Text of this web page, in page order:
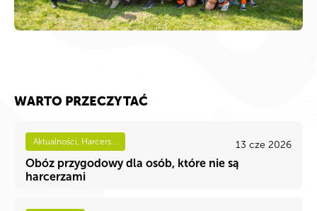
WARTO PRZECZYTAĆ
Aktualności, Harcers... 13 cze 2026
Obóz przygodowy dla osób, które nie są
harcerzami